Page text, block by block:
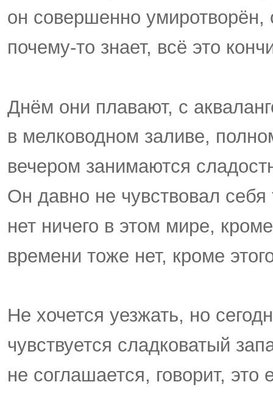
он совершенно умиротворён,
почему-то знает, всё это
Днём они плавают, с
в мелководном заливе,
вечером занимаются
Он давно не чувствовал
нет ничего в этом мире,
времени тоже нет, кроме
Не хочется уезжать, но
чувствуется сладковатый
не соглашается, говорит, это